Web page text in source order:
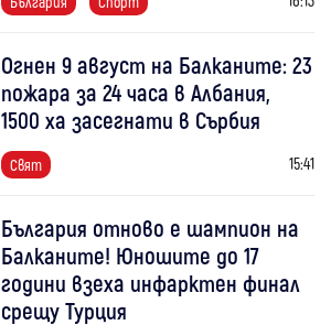
Огнен 9 август на Балканите: 23
пожара за 24 часа в Албания,
1500 ха засегнати в Сърбия
Свят 15:41
България отново е шампион на
Балканите! Юношите до 17
години взеха инфарктен финал
срещу Турция